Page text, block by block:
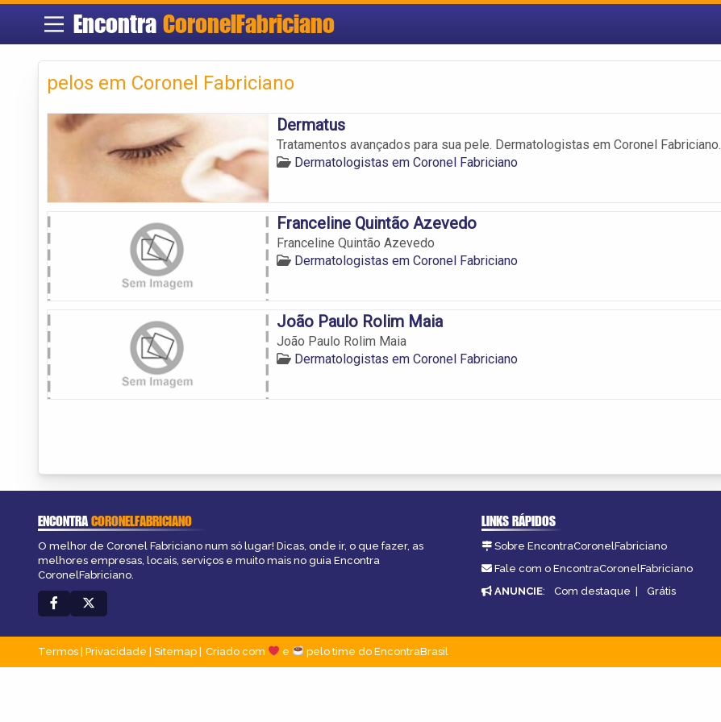
Encontra CoronelFabriciano
pelos em Coronel Fabriciano
Dermatus
Tratamentos avançados para sua pele. Dermatologistas em Coronel Fabriciano.
Dermatologistas em Coronel Fabriciano
Franceline Quintão Azevedo
Franceline Quintão Azevedo
Dermatologistas em Coronel Fabriciano
João Paulo Rolim Maia
João Paulo Rolim Maia
Dermatologistas em Coronel Fabriciano
ENCONTRACORONELFABRICIANO
O melhor de Coronel Fabriciano num só lugar! Dicas, onde ir, o que fazer, as
melhores empresas, locais, serviços e muito mais no guia Encontra
CoronelFabriciano.
LINKS RÁPIDOS
Sobre EncontraCoronelFabriciano
Fale com o EncontraCoronelFabriciano
ANUNCIE: Com destaque | Grátis
Termos | Privacidade | Sitemap Criado com e pelo time do EncontraBrasil